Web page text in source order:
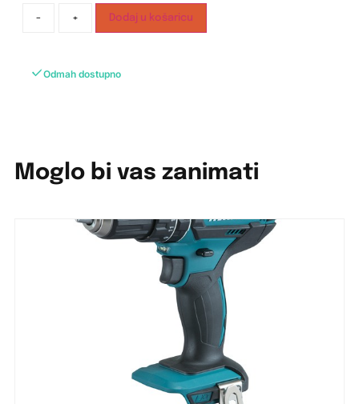
- + Dodaj u košaricu
Odmah dostupno
Moglo bi vas zanimati